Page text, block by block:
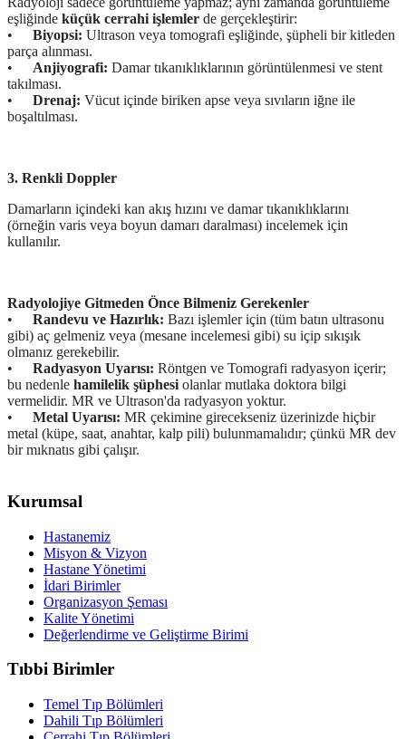
eşliğinde küçük cerrahi işlemler de gerçekleştirir:
•
Biyopsi: Ultrason veya tomografi eşliğinde, şüpheli bir kitleden
parça alınması.
•
Anjiyografi: Damar tıkanıklıklarının görüntülenmesi ve stent
takılması.
•
Drenaj: Vücut içinde biriken apse veya sıvıların iğne ile
boşaltılması.
3. Renkli Doppler
Damarların içindeki kan akış hızını ve damar tıkanıklıklarını
(örneğin varis veya boyun damarı daralması) incelemek için
kullanılır.
Radyolojiye Gitmeden Önce Bilmeniz Gerekenler
•
Randevu ve Hazırlık: Bazı işlemler için (tüm batın ultrasonu
gibi) aç gelmeniz veya (mesane incelemesi gibi) su içip sıkışık
olmanız gerekebilir.
•
Radyasyon Uyarısı: Röntgen ve Tomografi radyasyon içerir;
bu nedenle hamilelik şüphesi olanlar mutlaka doktora bilgi
vermelidir. MR ve Ultrason'da radyasyon yoktur.
•
Metal Uyarısı: MR çekimine girecekseniz üzerinizde hiçbir
metal (küpe, saat, anahtar, kalp pili) bulunmamalıdır; çünkü MR dev
bir mıknatıs gibi çalışır.
Kurumsal
Hastanemiz
Misyon & Vizyon
Hastane Yönetimi
İdari Birimler
Organizasyon Şeması
Kalite Yönetimi
Değerlendirme ve Geliştirme Birimi
Tıbbi Birimler
Temel Tıp Bölümleri
Dahili Tıp Bölümleri